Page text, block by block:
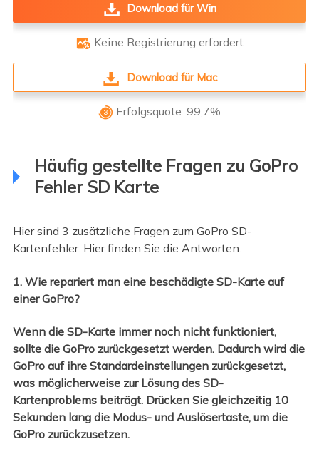
Download für Win
 Keine Registrierung erfordert
Download für Mac
 Erfolgsquote: 99,7%
Häufig gestellte Fragen zu GoPro
Fehler SD Karte
Hier sind 3 zusätzliche Fragen zum GoPro SD-
Kartenfehler. Hier finden Sie die Antworten.
1. Wie repariert man eine beschädigte SD-Karte auf
einer GoPro?
Wenn die SD-Karte immer noch nicht funktioniert,
sollte die GoPro zurückgesetzt werden. Dadurch wird die
GoPro auf ihre Standardeinstellungen zurückgesetzt,
was möglicherweise zur Lösung des SD-
Kartenproblems beiträgt. Drücken Sie gleichzeitig 10
Sekunden lang die Modus- und Auslösertaste, um die
GoPro zurückzusetzen.